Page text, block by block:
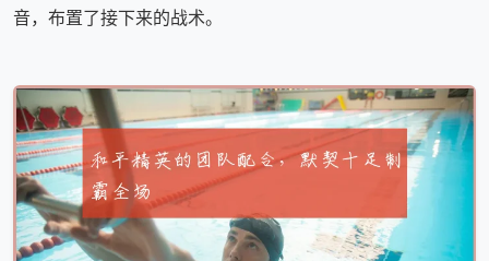
音，布置了接下来的战术。